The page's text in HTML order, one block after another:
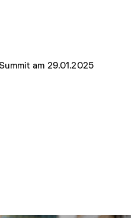
am 29.01.2025